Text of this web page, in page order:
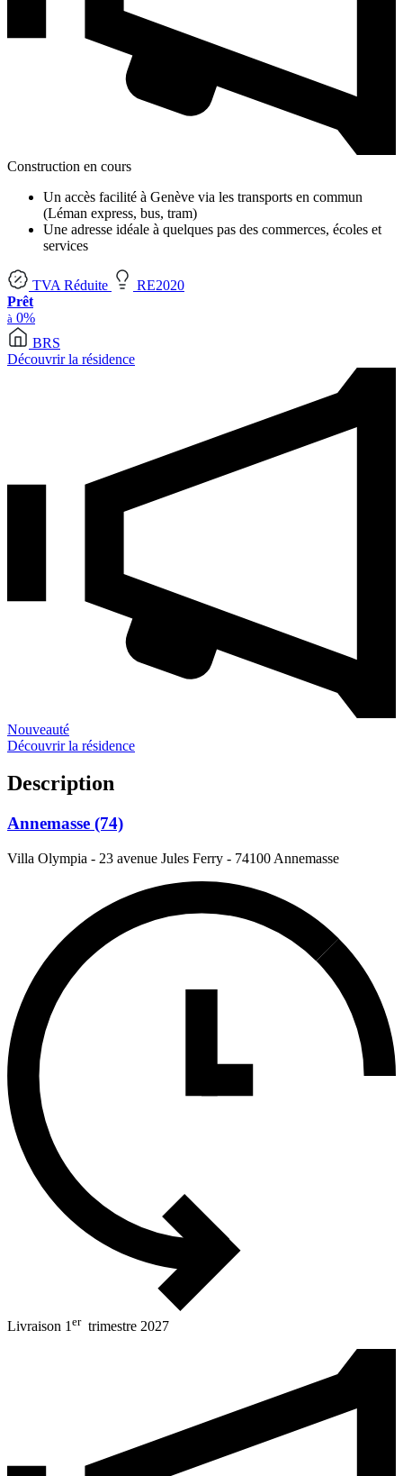
Construction en cours
Un accès facilité à Genève via les transports en commun
(Léman express, bus, tram)
Une adresse idéale à quelques pas des commerces, écoles et
services
TVA Réduite
RE2020
Prêt
à 0%
BRS
Découvrir la résidence
Nouveauté
Découvrir la résidence
Description
Annemasse (74)
Villa Olympia - 23 avenue Jules Ferry - 74100 Annemasse
Livraison 1 ertrimestre 2027